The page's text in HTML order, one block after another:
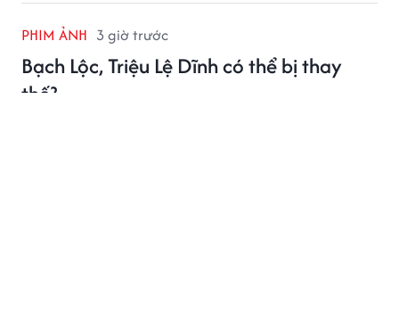
PHIM ẢNH 3 giờ trước
Bạch Lộc, Triệu Lệ Dĩnh có thể bị thay
thế?